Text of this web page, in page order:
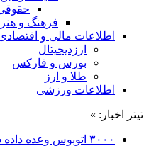
فرهنگ و هنر
اطلاعات مالی و
ارزدیجیتال
بورس و فارکس
طلا و ارز
اطلاعات ورزشی
تیتر اخبار: »
۳۰۰۰ اتوبوس وعده